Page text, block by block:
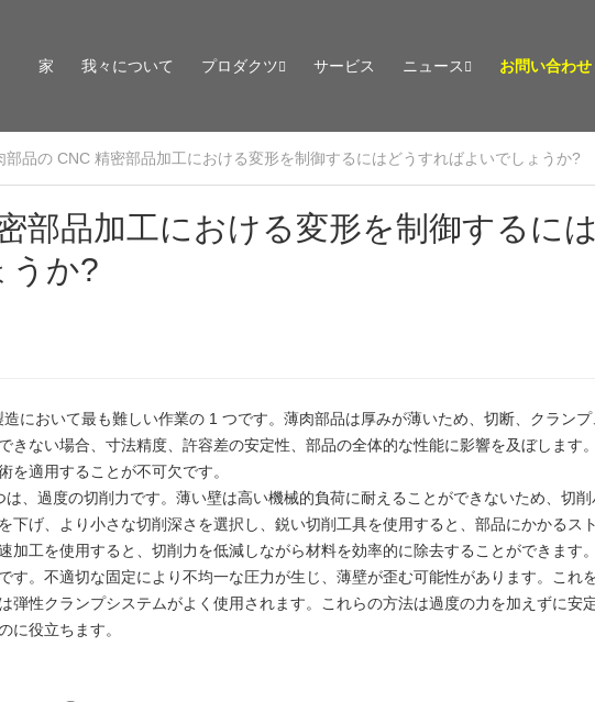
家 我々について プロダクツ サービス ニュース お問い合わせ
部品の CNC 精密部品加工における変形を制御するにはどうすればよいでしょうか?
部品加工における変形を制御するに
うか?
において最も難しい作業の 1 つです。薄肉部品は厚みが薄いため、切断、クラン
きない場合、寸法精度、許容差の安定性、部品の全体的な性能に影響を及ぼします
を適用することが不可欠です。
、過度の切削力です。薄い壁は高い機械的負荷に耐えることができないため、切
下げ、より小さな切削深さを選択し、鋭い切削工具を使用すると、部品にかかるス
加工を使用すると、切削力を低減しながら材料を効率的に除去することができます
す。不適切な固定により不均一な圧力が生じ、薄壁が歪む可能性があります。これ
弾性クランプシステムがよく使用されます。これらの方法は過度の力を加えずに安
に役立ちます。